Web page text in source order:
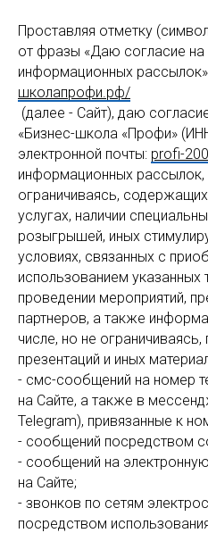
Проставляя отметку
от фразы «Даю согласие на
информационных рассылок»
школапрофи.рф/
(далее - Сайт), даю
«Бизнес-школа «Профи»
электронной почты: profi-
информационных рассылок,
ограничиваясь,
услугах, наличии
розыгрышей, иных
условиях, связанных с
использованием указанных
проведении мероприятий,
партнеров, а также
числе, но не ограничиваясь,
презентаций и иных
- смс-сообщений на номер
на Сайте, а также в
Telegram), привязанные к
- сообщений посредством
- сообщений на
на Сайте;
- звонков по сетям
посредством